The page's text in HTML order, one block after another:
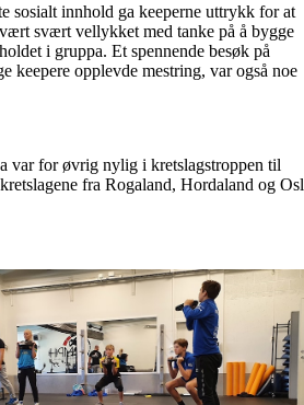
sosialt innhold ga keeperne uttrykk for at
svært vellykket med tanke på å bygge
i gruppa. Et spennende besøk på
keepere opplevde mestring, var også noe
var for øvrig nylig i kretslagstroppen til
fra Rogaland, Hordaland og